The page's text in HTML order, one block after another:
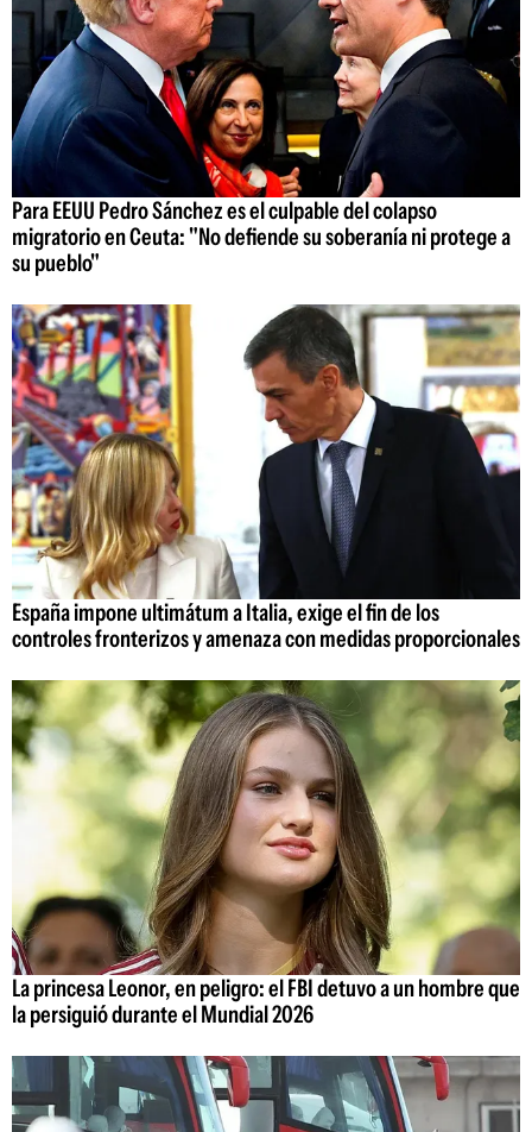
Para EEUU Pedro Sánchez es el culpable del colapso
migratorio en Ceuta: "No defiende su soberanía ni protege a
su pueblo"
España impone ultimátum a Italia, exige el fin de los
controles fronterizos y amenaza con medidas proporcionales
La princesa Leonor, en peligro: el FBI detuvo a un hombre que
la persiguió durante el Mundial 2026